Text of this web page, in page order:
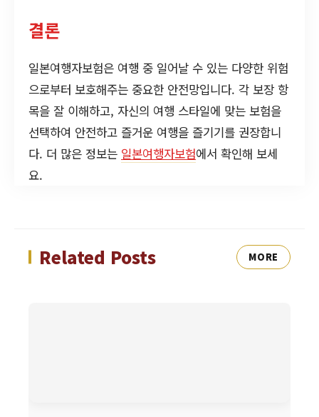
결론
일본여행자보험은 여행 중 일어날 수 있는 다양한 위험
으로부터 보호해주는 중요한 안전망입니다. 각 보장 항
목을 잘 이해하고, 자신의 여행 스타일에 맞는 보험을
선택하여 안전하고 즐거운 여행을 즐기기를 권장합니
다. 더 많은 정보는 일본여행자보험에서 확인해 보세
요.
Related Posts MORE